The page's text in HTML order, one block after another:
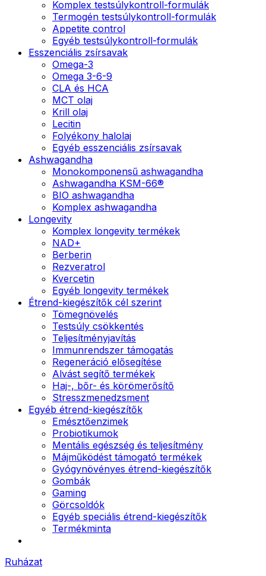
Komplex testsúlykontroll-formulák
Termogén testsúlykontroll-formulák
Appetite control
Egyéb testsúlykontroll-formulák
Esszenciális zsírsavak
Omega-3
Omega 3-6-9
CLA és HCA
MCT olaj
Krill olaj
Lecitin
Folyékony halolaj
Egyéb esszenciális zsírsavak
Ashwagandha
Monokomponensű ashwagandha
Ashwagandha KSM-66®
BIO ashwagandha
Komplex ashwagandha
Longevity
Komplex longevity termékek
NAD+
Berberin
Rezveratrol
Kvercetin
Egyéb longevity termékek
Étrend-kiegészítők cél szerint
Tömegnövelés
Testsúly csökkentés
Teljesítményjavítás
Immunrendszer támogatás
Regeneráció elősegítése
Alvást segítő termékek
Haj-, bőr- és körömerősítő
Stresszmenedzsment
Egyéb étrend-kiegészítők
Emésztőenzimek
Probiotikumok
Mentális egészség és teljesítmény
Májműködést támogató termékek
Gyógynövényes étrend-kiegészítők
Gombák
Gaming
Görcsoldók
Egyéb speciális étrend-kiegészítők
Termékminta
Ruházat